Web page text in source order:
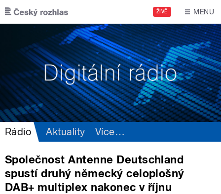
Přejít k hlavnímu obsahu
ŽIVĚ MENU
Rádio Aktuality Více…
Společnost Antenne Deutschland
spustí druhý německý celoplošný
DAB+ multiplex nakonec v říjnu